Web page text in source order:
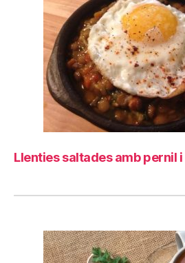
Llenties saltades amb pernil